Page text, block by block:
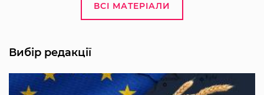
ВСІ МАТЕРІАЛИ
Вибір редакції